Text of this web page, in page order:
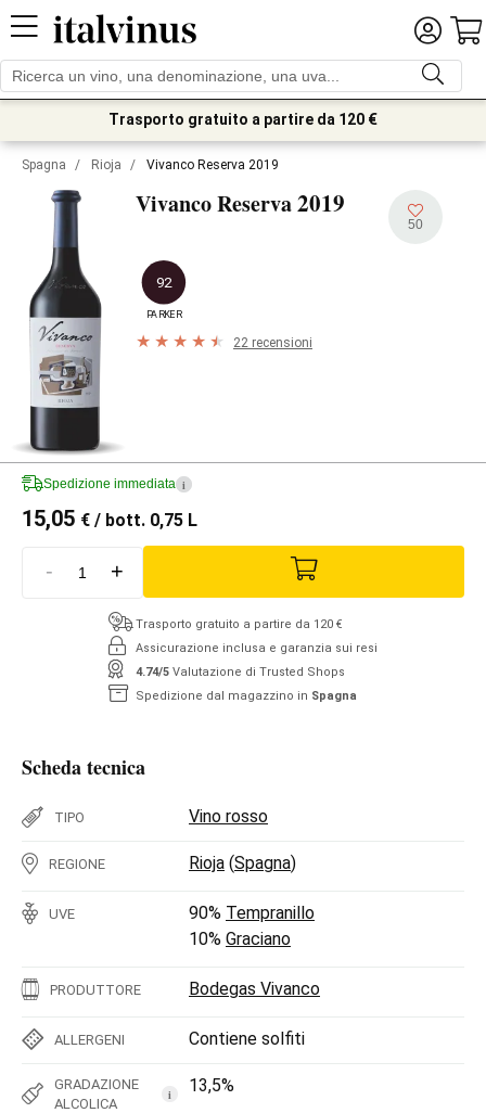
Trasporto gratuito a partire da 120 €
Spagna / Rioja / Vivanco Reserva 2019
Vivanco Reserva2019
50
92
PARKER
22 recensioni
Spedizione immediata i
15,05 € / bott. 0,75 L
- +
Trasporto gratuito a partire da 120 €
Assicurazione inclusa e garanzia sui resi
4.74/5 Valutazione di Trusted Shops
Spedizione dal magazzino in Spagna
Scheda tecnica
TIPO Vino rosso
REGIONE Rioja (Spagna)
UVE 90% Tempranillo
10% Graciano
PRODUTTORE Bodegas Vivanco
ALLERGENI Contiene solfiti
GRADAZIONE
ALCOLICA
i 13,5%